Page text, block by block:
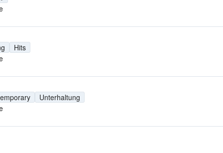
Hits
Unterhaltung